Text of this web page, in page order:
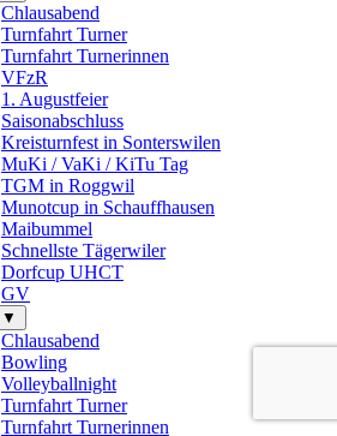
Chlausabend
Turnfahrt Turner
Turnfahrt Turnerinnen
VFzR
1. Augustfeier
Saisonabschluss
Kreisturnfest in Sonterswilen
MuKi / VaKi / KiTu Tag
TGM in Roggwil
Munotcup in Schauffhausen
Maibummel
Schnellste Tägerwiler
Dorfcup UHCT
GV
▼
Chlausabend
Bowling
Volleyballnight
Turnfahrt Turner
Turnfahrt Turnerinnen